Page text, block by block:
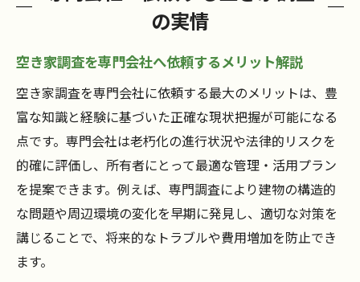
の実情
空き家調査を専門会社へ依頼するメリット解説
空き家調査を専門会社に依頼する最大のメリットは、豊
富な知識と経験に基づいた正確な現状把握が可能になる
点です。専門会社は老朽化の進行状況や法律的リスクを
的確に評価し、所有者にとって最適な管理・活用プラン
を提案できます。例えば、専門調査により建物の構造的
な問題や周辺環境の変化を早期に発見し、適切な対策を
講じることで、将来的なトラブルや費用増加を防止でき
ます。